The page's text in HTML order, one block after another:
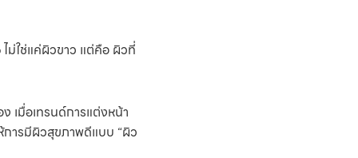
ม่ใช่แค่ผิวขาว แต่คือ ผิวที่
เมื่อเทรนด์การแต่งหน้า
ารมีผิวสุขภาพดีแบบ “ผิว